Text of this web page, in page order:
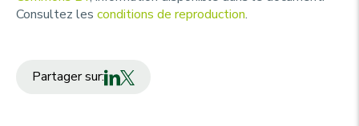
Consultez les conditions de reproduction.
Partager sur: